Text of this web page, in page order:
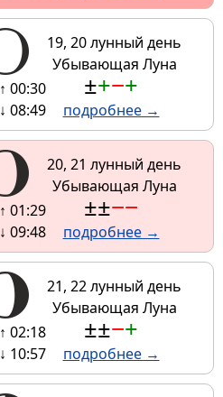
19, 20 лунный день
Убывающая Луна
↑ 00:30
↓ 08:49
±+−+
подробнее →
20, 21 лунный день
Убывающая Луна
↑ 01:29
↓ 09:48
±±−−
подробнее →
21, 22 лунный день
Убывающая Луна
↑ 02:18
↓ 10:57
±±−+
подробнее →